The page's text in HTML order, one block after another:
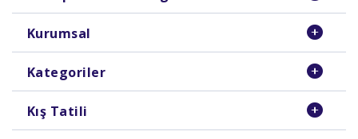
Kurumsal
Kategoriler
Kış Tatili